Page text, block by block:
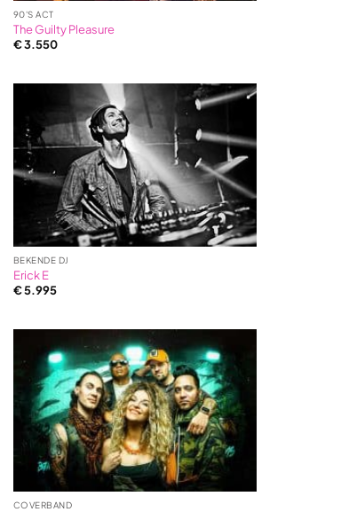
90'S ACT
The Guilty Pleasure
€3.550
BEKENDE DJ
Erick E
€5.995
COVERBAND